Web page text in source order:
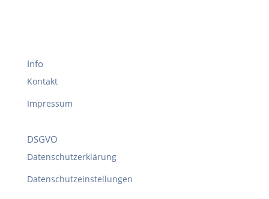
Info
Kontakt
Impressum
DSGVO
Datenschutzerklärung
Datenschutzeinstellungen